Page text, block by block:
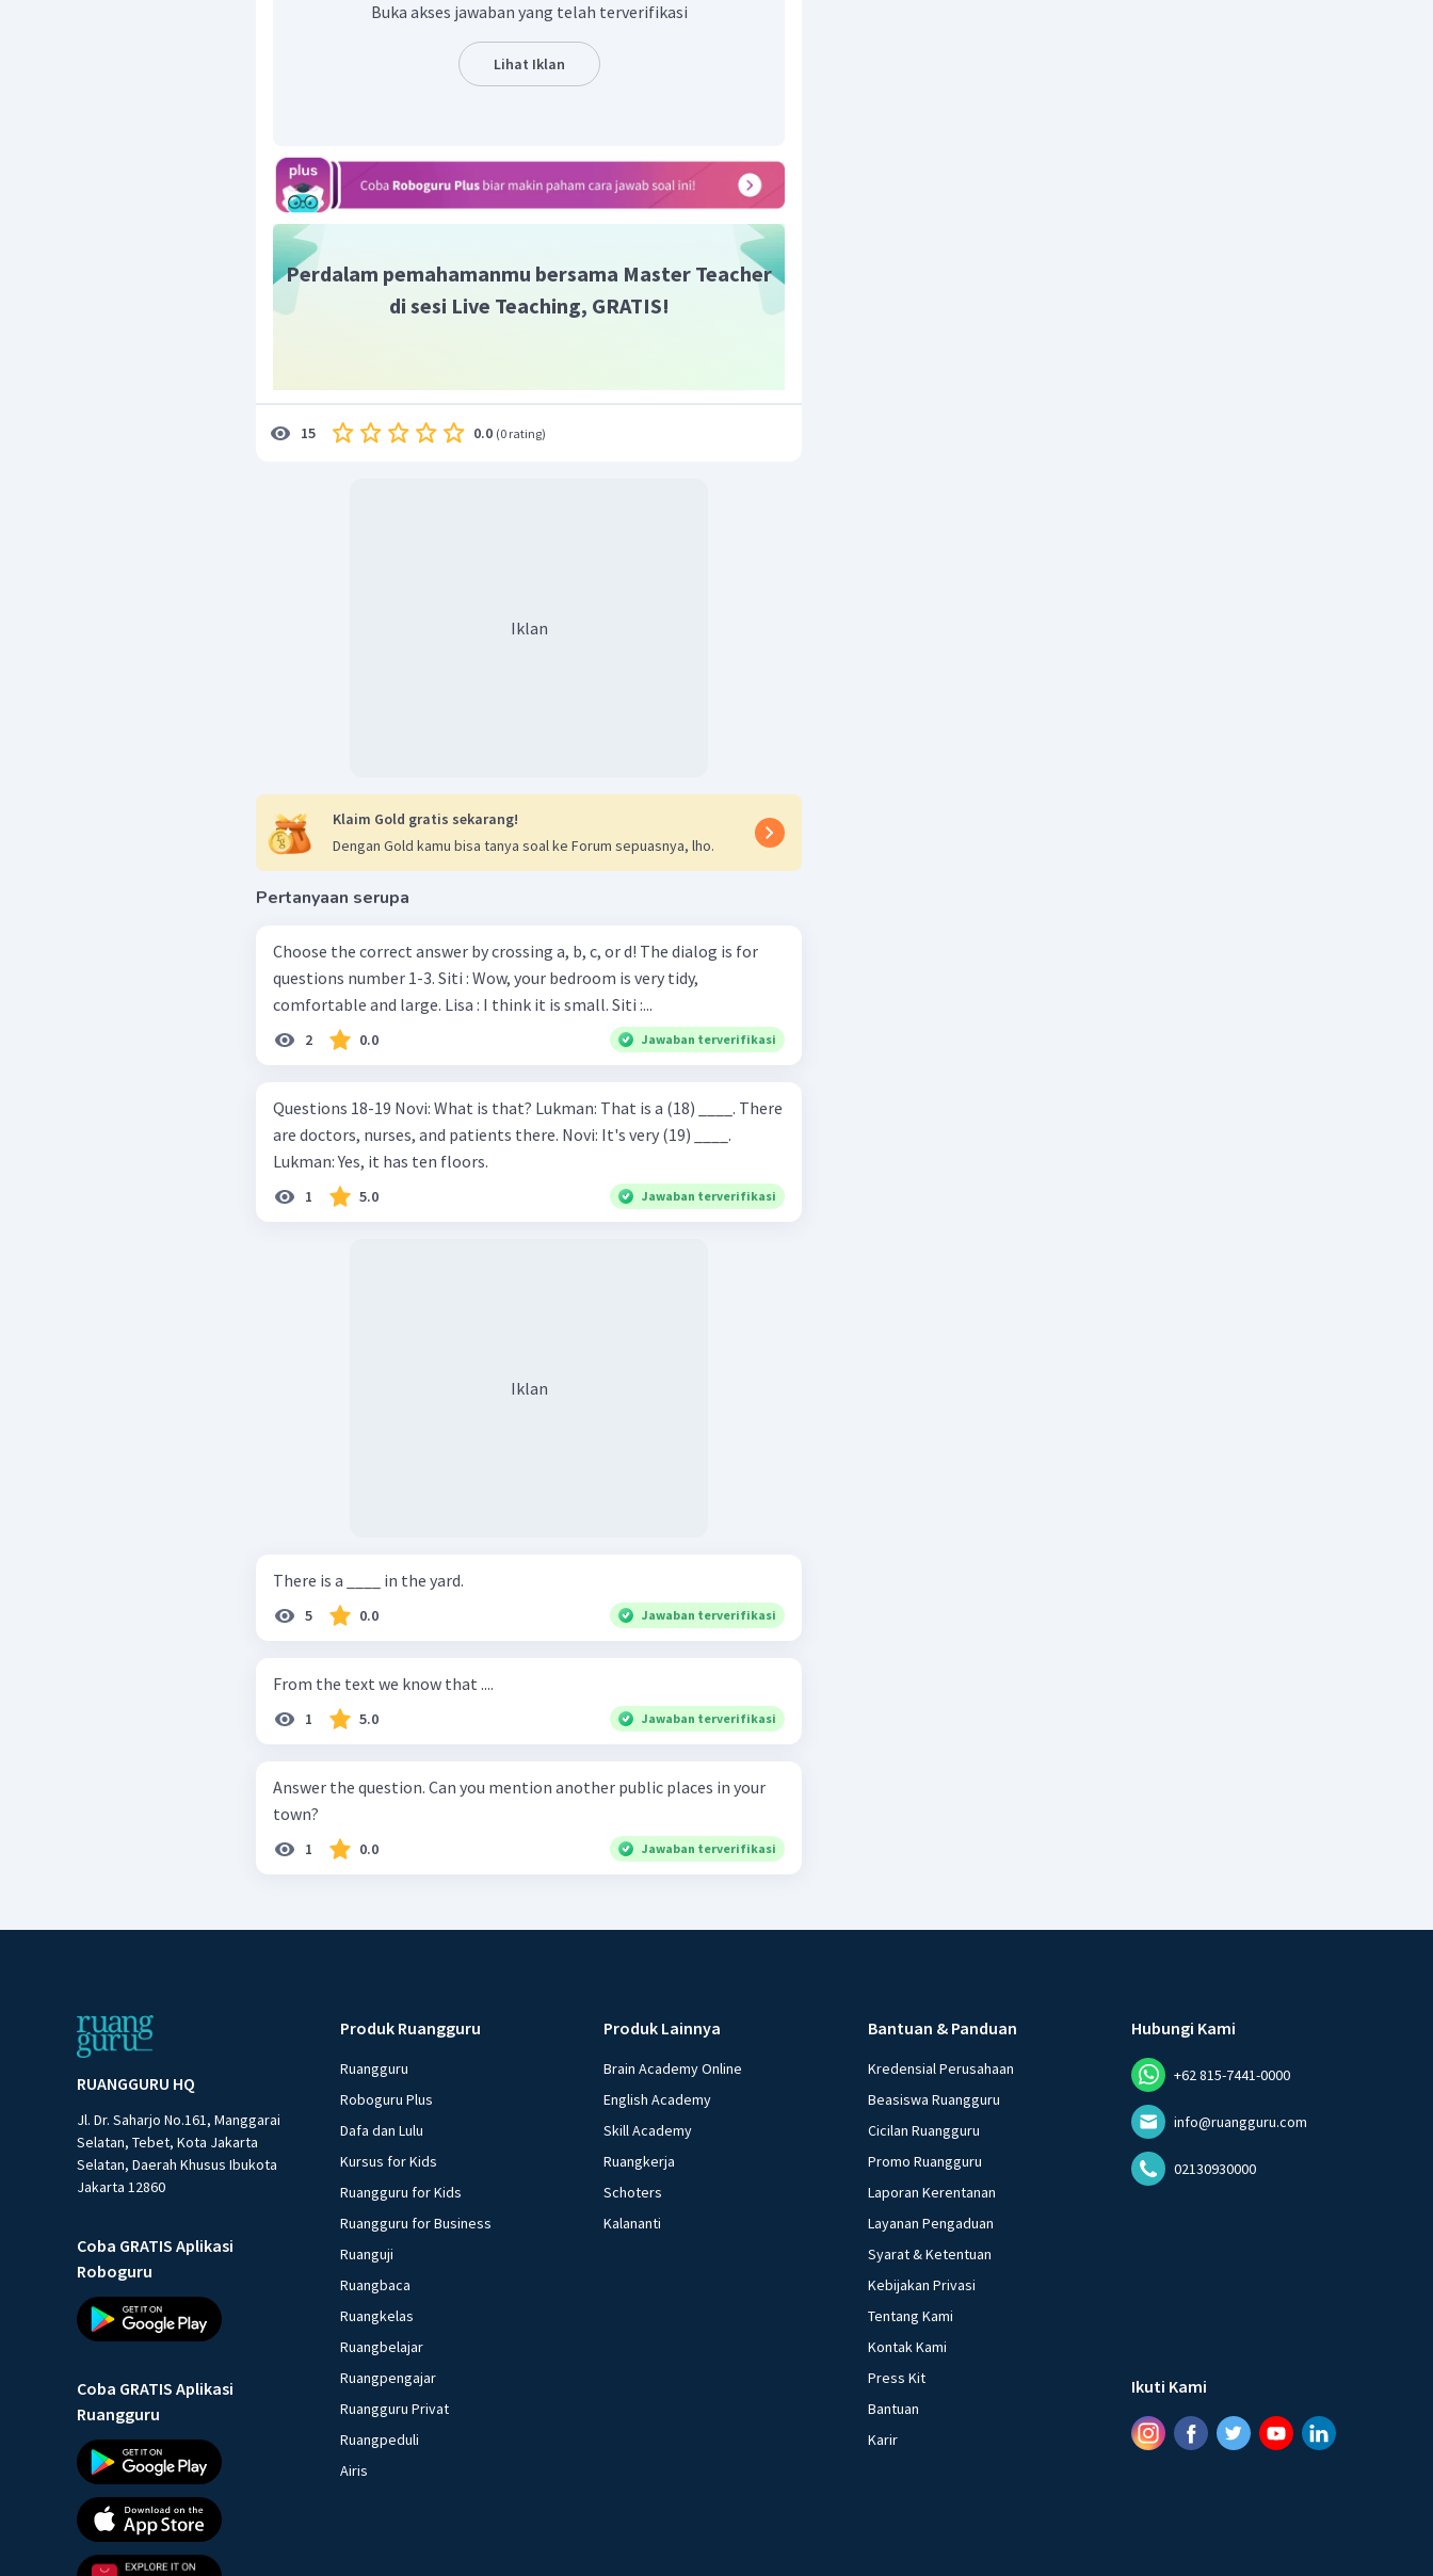
is painted blue. We clean the house everyday. "
Buka akses jawaban yang telah terverifikasi
Lihat Iklan
Perdalam pemahamanmu bersama Master Teacher
di sesi Live Teaching, GRATIS!
15 0.0 (0 rating)
Iklan
Klaim Gold gratis sekarang!
Dengan Gold kamu bisa tanya soal ke Forum sepuasnya, lho.
Pertanyaan serupa
Choose the correct answer by crossing a, b, c, or d! The dialog is for
questions number 1-3. Siti : Wow, your bedroom is very tidy,
comfortable and large. Lisa : I think it is small. Siti :...
2 0.0 Jawaban terverifikasi
Questions 18-19 Novi: What is that? Lukman: That is a (18) ____. There
are doctors, nurses, and patients there. Novi: It's very (19) ____.
Lukman: Yes, it has ten floors.
1 5.0 Jawaban terverifikasi
Iklan
There is a ____ in the yard.
5 0.0 Jawaban terverifikasi
From the text we know that ....
1 5.0 Jawaban terverifikasi
Answer the question. Can you mention another public places in your
town?
1 0.0 Jawaban terverifikasi
RUANGGURU HQ
Jl. Dr. Saharjo No.161, Manggarai
Selatan, Tebet, Kota Jakarta
Selatan, Daerah Khusus Ibukota
Jakarta 12860
Coba GRATIS Aplikasi
Roboguru
Coba GRATIS Aplikasi
Ruangguru
Produk Ruangguru
Ruangguru
Roboguru Plus
Dafa dan Lulu
Kursus for Kids
Ruangguru for Kids
Ruangguru for Business
Ruanguji
Ruangbaca
Ruangkelas
Ruangbelajar
Ruangpengajar
Ruangguru Privat
Ruangpeduli
Airis
Produk Lainnya
Brain Academy Online
English Academy
Skill Academy
Ruangkerja
Schoters
Kalananti
Bantuan & Panduan
Kredensial Perusahaan
Beasiswa Ruangguru
Cicilan Ruangguru
Promo Ruangguru
Laporan Kerentanan
Layanan Pengaduan
Syarat & Ketentuan
Kebijakan Privasi
Tentang Kami
Kontak Kami
Press Kit
Bantuan
Karir
Hubungi Kami
+62 815-7441-0000
info@ruangguru.com
02130930000
Ikuti Kami